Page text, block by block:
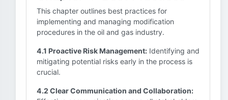
This chapter outlines best practices for
implementing and managing modification
procedures in the oil and gas industry.
4.1 Proactive Risk Management: Identifying and
mitigating potential risks early in the process is
crucial.
4.2 Clear Communication and Collaboration: